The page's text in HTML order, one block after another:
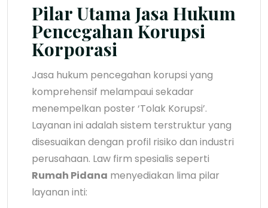
Pilar Utama Jasa Hukum
Pencegahan Korupsi
Korporasi
Jasa hukum pencegahan korupsi yang
komprehensif melampaui sekadar
menempelkan poster ‘Tolak Korupsi’.
Layanan ini adalah sistem terstruktur yang
disesuaikan dengan profil risiko dan industri
perusahaan. Law firm spesialis seperti
Rumah Pidana menyediakan lima pilar
layanan inti: